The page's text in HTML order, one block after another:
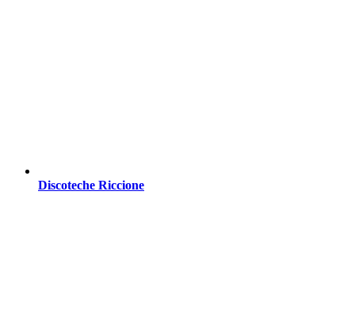
Discoteche Riccione